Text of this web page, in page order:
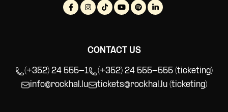
CONTACT US
(+352) 24 555-1
(+352) 24 555-555 (ticketing)
info@rockhal.lu
tickets@rockhal.lu (ticketing)